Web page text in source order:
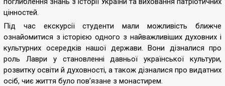
цінностей.
Під час екскурсії студенти мали можливість ближче
ознайомитися з історією одного з найважливіших духовних і
культурних осередків нашої держави. Вони дізналися про
роль Лаври у становленні давньої української культури,
розвитку освіти й духовності, а також дізналися про видатних
осіб, чиє життя було пов’язане з монастирем.